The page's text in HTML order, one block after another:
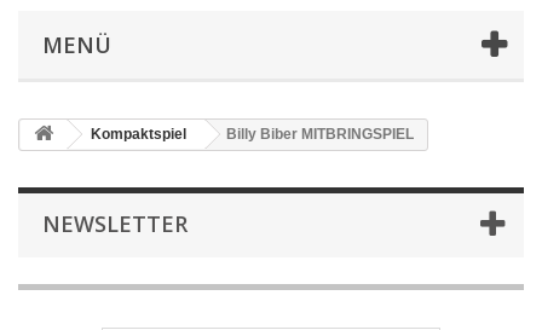
MENÜ
Kompaktspiel Billy Biber MITBRINGSPIEL
NEWSLETTER